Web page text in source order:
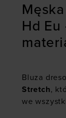
Hd
Bluza
Stretch,
we